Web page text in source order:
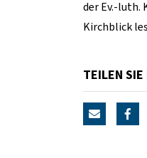
der Ev.-luth.
Kirchblick
TEILEN